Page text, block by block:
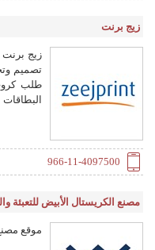
زيج برنت
زيج
تصميم
طلب كروت
البطاقات
966-11-4097500
مصنع الكريستال الأبيض للتعبئة
موقع